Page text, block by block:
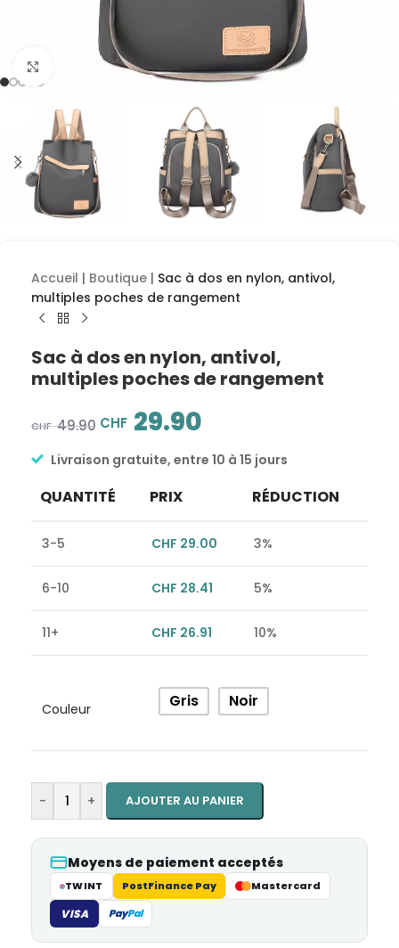
Cliquez pour agrandir
Accueil | Boutique | Sac à dos en nylon, antivol,
multiples poches de rangement
Sac à dos en nylon, antivol,
multiples poches de rangement
CHF49.90 CHF 29.90
Livraison gratuite, entre 10 à 15 jours
QUANTITÉ PRIX RÉDUCTION
3-5 CHF 29.00 3%
6-10 CHF 28.41 5%
11+ CHF 26.91 10%
Couleur Gris Noir
- + AJOUTER AU PANIER
Moyens de paiement acceptés
TWINT PostFinance Pay Mastercard
VISA PayPal